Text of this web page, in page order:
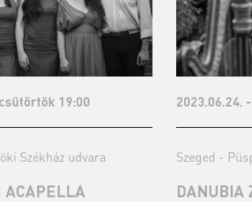
2023.06.24. - szombat 19:00
Szeged - Püspöki Székház udvara
DANUBIA ZENEKAR